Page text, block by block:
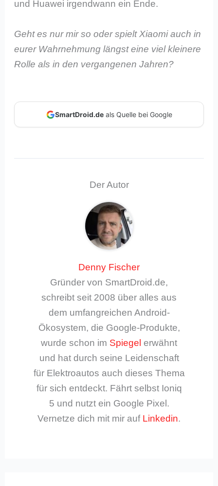
und Huawei irgendwann ein Ende.
Geht es nur mir so oder spielt Xiaomi auch in
eurer Wahrnehmung längst eine viel kleinere
Rolle als in den vergangenen Jahren?
SmartDroid.deals Quelle bei Google
Der Autor
Denny Fischer
Gründer von SmartDroid.de,
schreibt seit 2008 über alles aus
dem umfangreichen Android-
Ökosystem, die Google-Produkte,
wurde schon im Spiegel erwähnt
und hat durch seine Leidenschaft
für Elektroautos auch dieses Thema
für sich entdeckt. Fährt selbst Ioniq
5 und nutzt ein Google Pixel.
Vernetze dich mit mir auf Linkedin.